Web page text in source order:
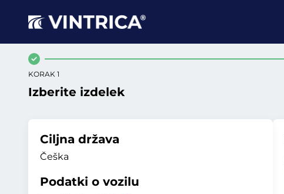
KORAK 1
Izberite izdelek
Ciljna država
Češka
Podatki o vozilu